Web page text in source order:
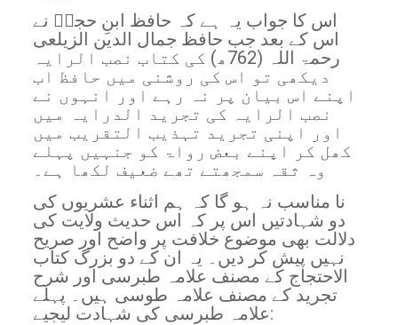
اس کا جواب یہ ہے کہ حافظ ابنِ حجرؒ نے
اس کے بعد جب حافظ جمال الدین الزیلعی
رحمۃ اللہ (762ھ) کی کتاب نصب الرایہ
دیکھی تو اس کی روشنی میں حافظ اب
اپنے اس بیان پر نہ رہے اور انہوں نے
نصب الرایہ کی تجرید الدرایہ میں
اور اپنی تجرید تہذیب التقریب میں
کھل کر اپنے بعض رواۃ کو جنہیں پہلے
وہ ثقہ سمجھتے تھے ضعیف لکھا ہے۔
نا مناسب نہ ہو گا کہ ہم اثناء عشریوں کی
دو شہادتیں اس پر کہ اس حدیث ولایت کی
دلالت بھی موضوع خلافت پر واضح اور صریح
نہیں پیش کر دیں۔ یہ ان کے دو بزرگ کتاب
الاحتجاج کے مصنف علامہ طبرسی اور شرح
تجرید کے مصنف علامہ طوسی ہیں۔ پہلے
علامہ طبرسی کی شہادت لیجیے: